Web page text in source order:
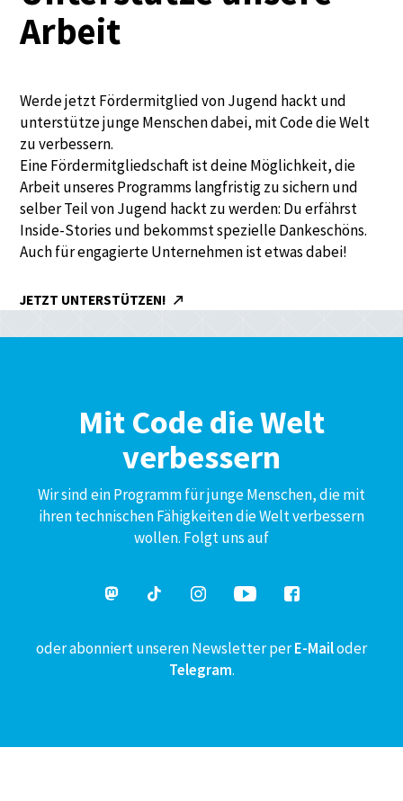
Arbeit
Werde jetzt Fördermitglied von Jugend hackt und
unterstütze junge Menschen dabei, mit Code die Welt
zu verbessern.
Eine Fördermitgliedschaft ist deine Möglichkeit, die
Arbeit unseres Programms langfristig zu sichern und
selber Teil von Jugend hackt zu werden: Du erfährst
Inside-Stories und bekommst spezielle Dankeschöns.
Auch für engagierte Unternehmen ist etwas dabei!
JETZT UNTERSTÜTZEN!
Mit Code die Welt
verbessern
Wir sind ein Programm für junge Menschen, die mit
ihren technischen Fähigkeiten die Welt verbessern
wollen. Folgt uns auf
oder abonniert unseren Newsletter perE-Mailoder
Telegram.